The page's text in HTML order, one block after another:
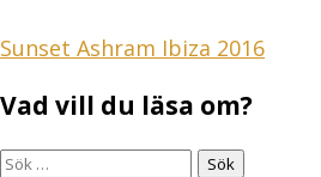
Inläggsnavigering
Sunset Ashram Ibiza 2016
Vad vill du läsa om?
Sök